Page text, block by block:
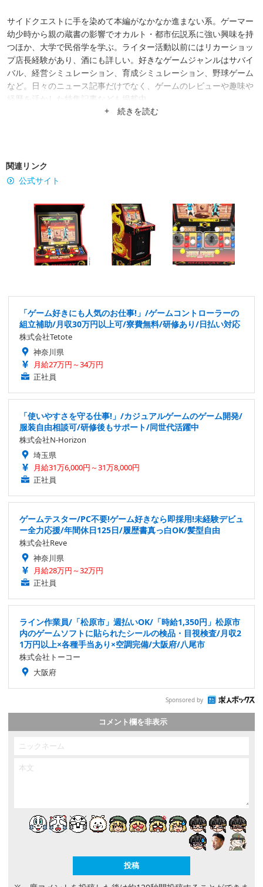
サイドクエストに手を染めて本編がなかなか進まない系。ゲーマー
幼少時から親の蔵書の影響でオカルト・都市伝説系に強い興味を持
つほか、大学で民俗学を学ぶ。ライター活動以前にはリカーショッ
プ店長経験があり、酒にも詳しい。好きなゲームジャンルはサバイ
バル、経営シミュレーション、育成シミュレーション、野球ゲーム
など。日々のニュース記事だけでなく、ゲームのレビューや趣味や
経歴を活かした特集記事なども掲載中。
+ 続きを読む
関連リンク
公式サイト
「ゲーム好きにも人気のお仕事!」/ゲームコントローラーの
組立補助/月収30万円以上可/寮費無料/研修あり/日払い対応
株式会社Tetote
神奈川県
月給27万円～34万円
正社員
「使いやすさを守る仕事!」/カジュアルゲームのゲーム開発/
服装自由相談可/研修後もサポート/同世代活躍中
株式会社N-Horizon
埼玉県
月給31万6,000円～31万8,000円
正社員
ゲームテスター/PC不要!ゲーム好きなら即採用!未経験デビュ
ー全力応援/年間休日125日/履歴書真っ白OK/髪型自由
株式会社Reve
神奈川県
月給28万円～32万円
正社員
ライン作業員/「松原市」週払いOK/「時給1,350円」松原市
内のゲームソフトに貼られたシールの検品・目視検査/月収2
1万円以上×各種手当あり×空調完備/大阪府/八尾市
株式会社トーコー
大阪府
Sponsored by
コメント欄を非表示